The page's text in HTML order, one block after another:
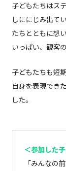
子どもたちはス
しににじみ出て
たちとともに想
いっぱい、観客
子どもたちも短
自身を表現でき
した。
＜参加した
「みんなの